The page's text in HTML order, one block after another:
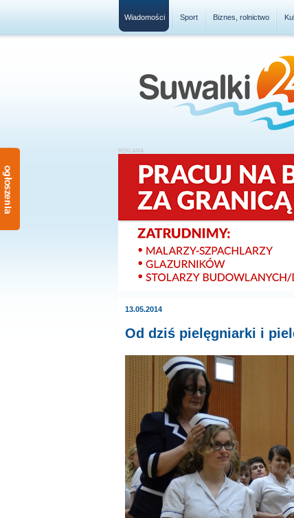
Wiadomości Sport Biznes, rolnictwo
13.05.2014
Od dziś pielęgniarki i